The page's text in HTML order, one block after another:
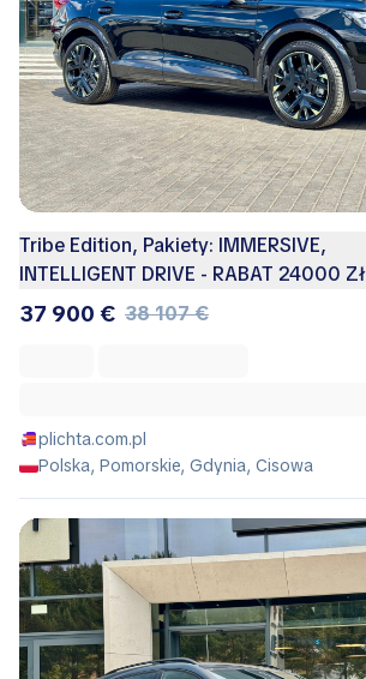
Tribe Edition, Pakiety: IMMERSIVE,
INTELLIGENT DRIVE - RABAT 24000 Zł
37 900 € 38 107 €
plichta.com.pl
Polska, Pomorskie, Gdynia, Cisowa